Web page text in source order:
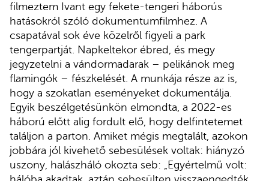
filmeztem Ivant egy fekete-tengeri háborús
hatásokról szóló dokumentumfilmhez. A
csapatával sok éve közelről figyeli a park
tengerpartját. Napkeltekor ébred, és megy
jegyzetelni a vándormadarak – pelikánok meg
flamingók – fészkelését. A munkája része az is,
hogy a szokatlan eseményeket dokumentálja.
Egyik beszélgetésünkön elmondta, a 2022-es
háború előtt alig fordult elő, hogy delfintetemet
találjon a parton. Amiket mégis megtalált, azokon
jobbára jól kivehető sebesülések voltak: hiányzó
uszony, halászháló okozta seb: „Egyértelmű volt: